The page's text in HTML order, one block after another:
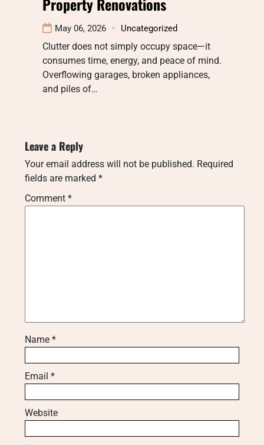
May 06, 2026 Uncategorized
Clutter does not simply occupy space—it
consumes time, energy, and peace of mind.
Overflowing garages, broken appliances,
and piles of…
Leave a Reply
Your email address will not be published. Required
fields are marked *
Comment *
Name *
Email *
Website